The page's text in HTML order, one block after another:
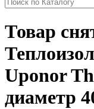
Товар
Uponor
диаметр